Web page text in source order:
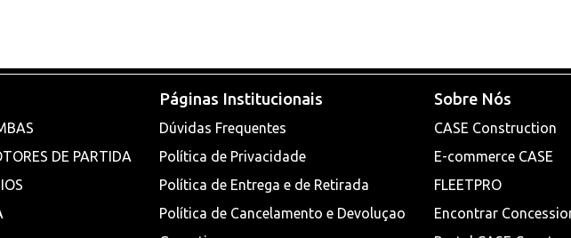
DE PARTIDA
Páginas Institucionais
Dúvidas Frequentes
Política de Privacidade
Política de Entrega e de Retirada
Política de Cancelamento e Devoluçao
Sobre Nós
CASE Construction
E-commerce CASE
FLEETPRO
Encontrar